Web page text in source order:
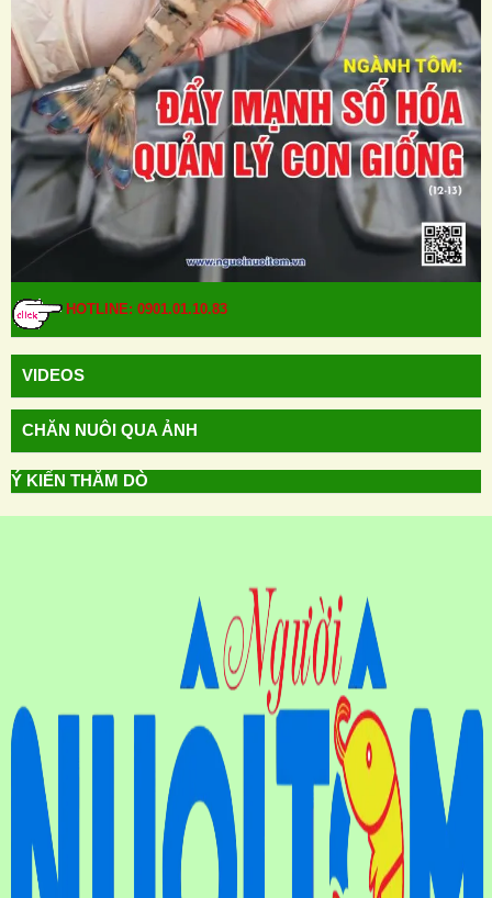
HOTLINE: 0901.01.10.83
VIDEOS
CHĂN NUÔI QUA ẢNH
Ý KIẾN THĂM DÒ